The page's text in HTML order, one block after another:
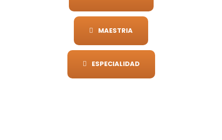
MAESTRIA
ESPECIALIDAD